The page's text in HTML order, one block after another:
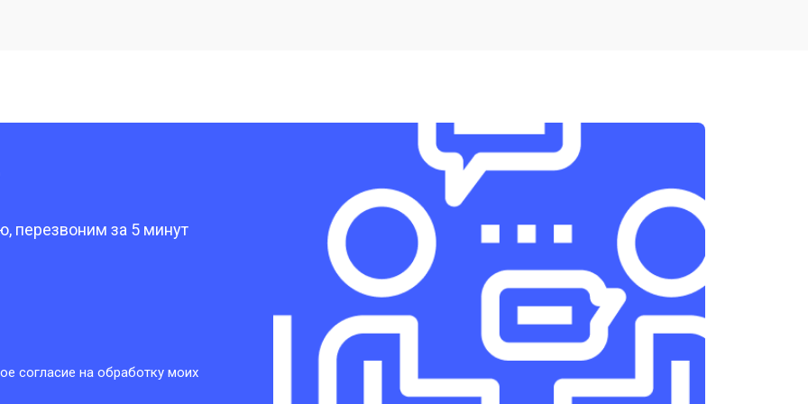
от 3300 ₽
от 1400 ₽ Заказать
от 2700 ₽ Заказать
от 950 ₽ Заказать
от 1750 ₽
перезвоним за 5 минут
согласие на обработку моих